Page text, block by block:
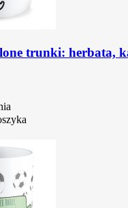
trunki: herbata,